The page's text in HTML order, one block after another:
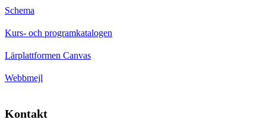
Schema
Kurs- och programkatalogen
Lärplattformen Canvas
Webbmejl
Kontakt